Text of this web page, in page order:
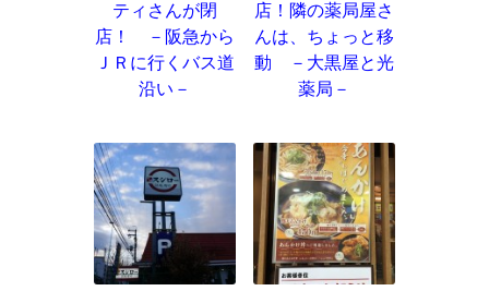
ティさんが閉
店！ －阪急から
ＪＲに行くバス道
沿い－
店！隣の薬局屋さ
んは、ちょっと移
動 －大黒屋と光
薬局－